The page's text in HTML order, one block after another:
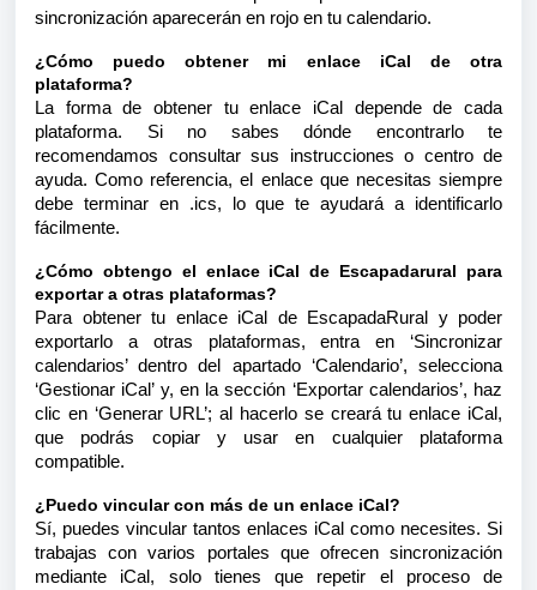
sincronización aparecerán en rojo en tu calendario.
¿Cómo puedo obtener mi enlace iCal de otra
plataforma?
La forma de obtener tu enlace iCal depende de cada
plataforma. Si no sabes dónde encontrarlo te
recomendamos consultar sus instrucciones o centro de
ayuda. Como referencia, el enlace que necesitas siempre
debe terminar en .ics, lo que te ayudará a identificarlo
fácilmente.
¿Cómo obtengo el enlace iCal de Escapadarural para
exportar a otras plataformas?
Para obtener tu enlace iCal de EscapadaRural y poder
exportarlo a otras plataformas, entra en ‘Sincronizar
calendarios’ dentro del apartado ‘Calendario’, selecciona
‘Gestionar iCal’ y, en la sección ‘Exportar calendarios’, haz
clic en ‘Generar URL’; al hacerlo se creará tu enlace iCal,
que podrás copiar y usar en cualquier plataforma
compatible.
¿Puedo vincular con más de un enlace iCal?
Sí, puedes vincular tantos enlaces iCal como necesites. Si
trabajas con varios portales que ofrecen sincronización
mediante iCal, solo tienes que repetir el proceso de